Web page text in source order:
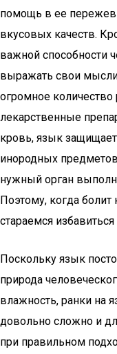
помощь в ее
вкусовых качеств.
важной способности
выражать свои
огромное
лекарственные
кровь, язык защищает
инородных
нужный орган
Поэтому, когда
стараемся избавиться
Поскольку язык
природа
влажность, ранки на
довольно сложно и
при правильном